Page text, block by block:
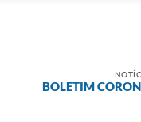
BOLETIM